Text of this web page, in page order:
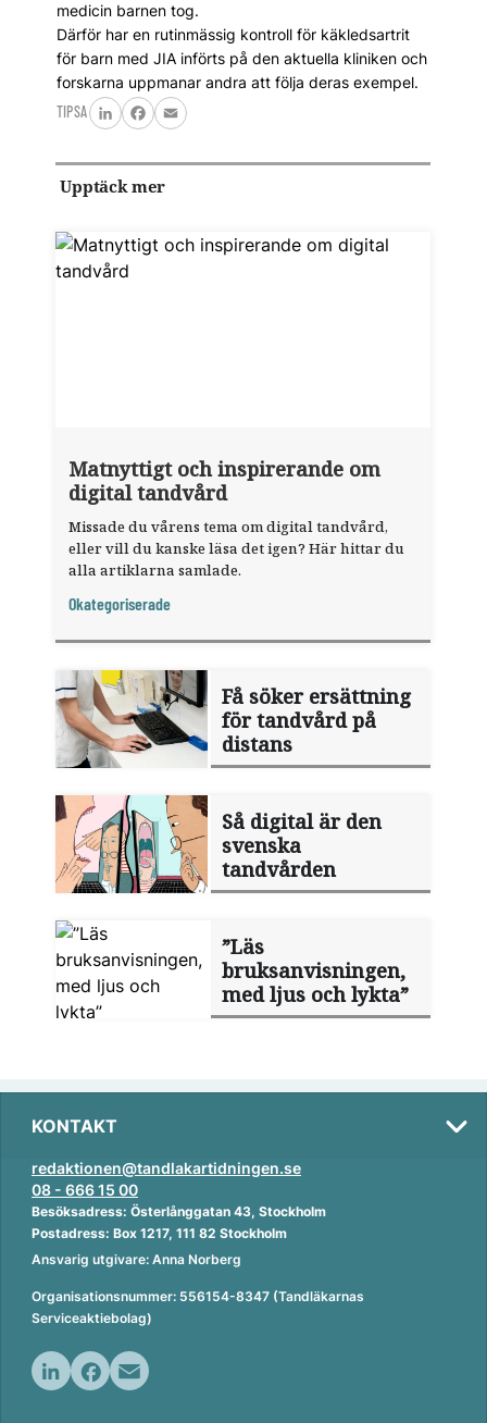
medicin barnen tog.
Därför har en rutinmässig kontroll för käkledsartrit
för barn med JIA införts på den aktuella kliniken och
forskarna uppmanar andra att följa deras exempel.
TIPSA
LinkedInFacebook
Email
Upptäck mer
Matnyttigt och inspirerande om
digital tandvård
Missade du vårens tema om digital tandvård,
eller vill du kanske läsa det igen? Här hittar du
alla artiklarna samlade.
Okategoriserade
Få söker ersättning
för tandvård på
distans
Så digital är den
svenska
tandvården
”Läs
bruksanvisningen,
med ljus och lykta”
KONTAKT
redaktionen@tandlakartidningen.se
08 - 666 15 00
Besöksadress: Österlånggatan 43, Stockholm
Postadress: Box 1217, 111 82 Stockholm
Ansvarig utgivare: Anna Norberg
Organisationsnummer: 556154-8347 (Tandläkarnas
Serviceaktiebolag)